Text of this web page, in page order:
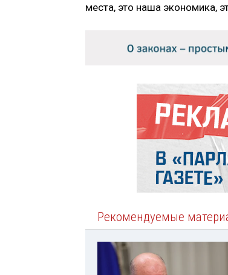
места, это наша экономика,
Рекомендуемые